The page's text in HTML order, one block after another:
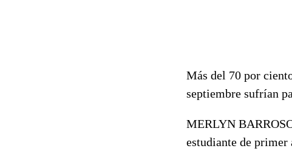
Más del 70 por
septiembre sufrían
MERLYN
estudiante de primer